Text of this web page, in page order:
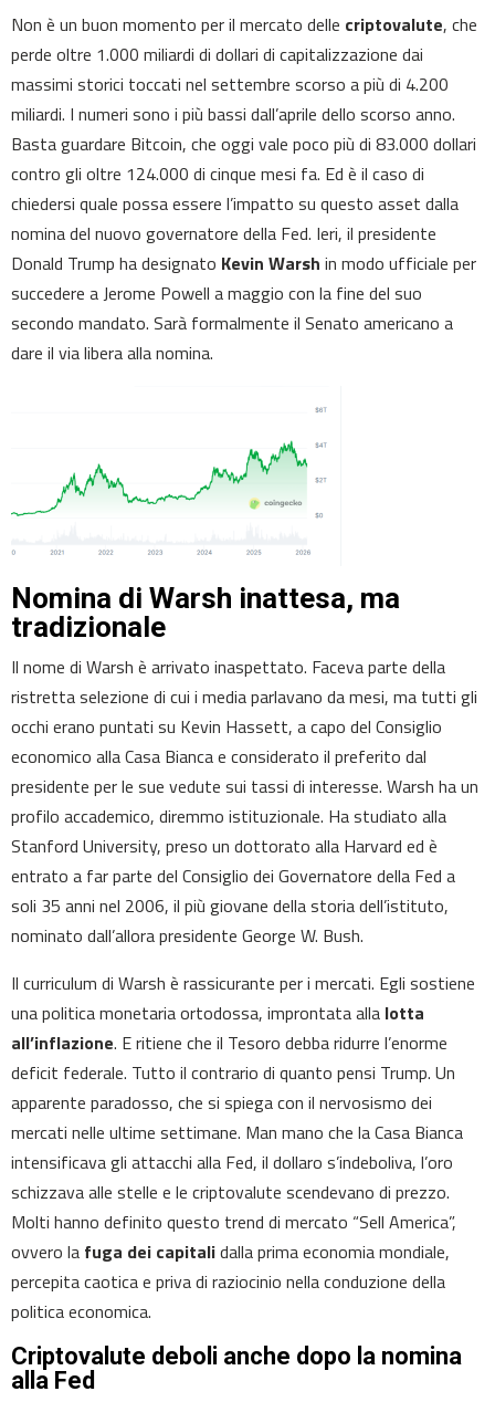
Non è un buon momento per il mercato delle criptovalute, che
perde oltre 1.000 miliardi di dollari di capitalizzazione dai
massimi storici toccati nel settembre scorso a più di 4.200
miliardi. I numeri sono i più bassi dall’aprile dello scorso anno.
Basta guardare Bitcoin, che oggi vale poco più di 83.000 dollari
contro gli oltre 124.000 di cinque mesi fa. Ed è il caso di
chiedersi quale possa essere l’impatto su questo asset dalla
nomina del nuovo governatore della Fed. Ieri, il presidente
Donald Trump ha designato Kevin Warsh in modo ufficiale per
succedere a Jerome Powell a maggio con la fine del suo
secondo mandato. Sarà formalmente il Senato americano a
dare il via libera alla nomina.
Nomina di Warsh inattesa, ma
tradizionale
Il nome di Warsh è arrivato inaspettato. Faceva parte della
ristretta selezione di cui i media parlavano da mesi, ma tutti gli
occhi erano puntati su Kevin Hassett, a capo del Consiglio
economico alla Casa Bianca e considerato il preferito dal
presidente per le sue vedute sui tassi di interesse. Warsh ha un
profilo accademico, diremmo istituzionale. Ha studiato alla
Stanford University, preso un dottorato alla Harvard ed è
entrato a far parte del Consiglio dei Governatore della Fed a
soli 35 anni nel 2006, il più giovane della storia dell’istituto,
nominato dall’allora presidente George W. Bush.
Il curriculum di Warsh è rassicurante per i mercati. Egli sostiene
una politica monetaria ortodossa, improntata alla lotta
all’inflazione. E ritiene che il Tesoro debba ridurre l’enorme
deficit federale. Tutto il contrario di quanto pensi Trump. Un
apparente paradosso, che si spiega con il nervosismo dei
mercati nelle ultime settimane. Man mano che la Casa Bianca
intensificava gli attacchi alla Fed, il dollaro s’indeboliva, l’oro
schizzava alle stelle e le criptovalute scendevano di prezzo.
Molti hanno definito questo trend di mercato “Sell America”,
ovvero la fuga dei capitalidalla prima economia mondiale,
percepita caotica e priva di raziocinio nella conduzione della
politica economica.
Criptovalute deboli anche dopo la nomina
alla Fed